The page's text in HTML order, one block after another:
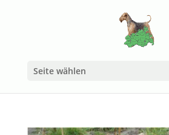
Seite wählen